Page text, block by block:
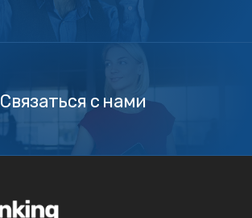
Связаться с нами